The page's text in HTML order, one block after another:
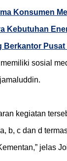
Konsumen
Kebutuhan
Pusat
sosial
kegiatan
b, c dan d
jelas